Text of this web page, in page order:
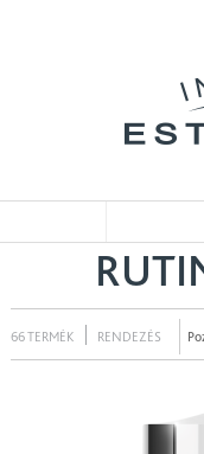
66 TERMÉK RENDEZÉS